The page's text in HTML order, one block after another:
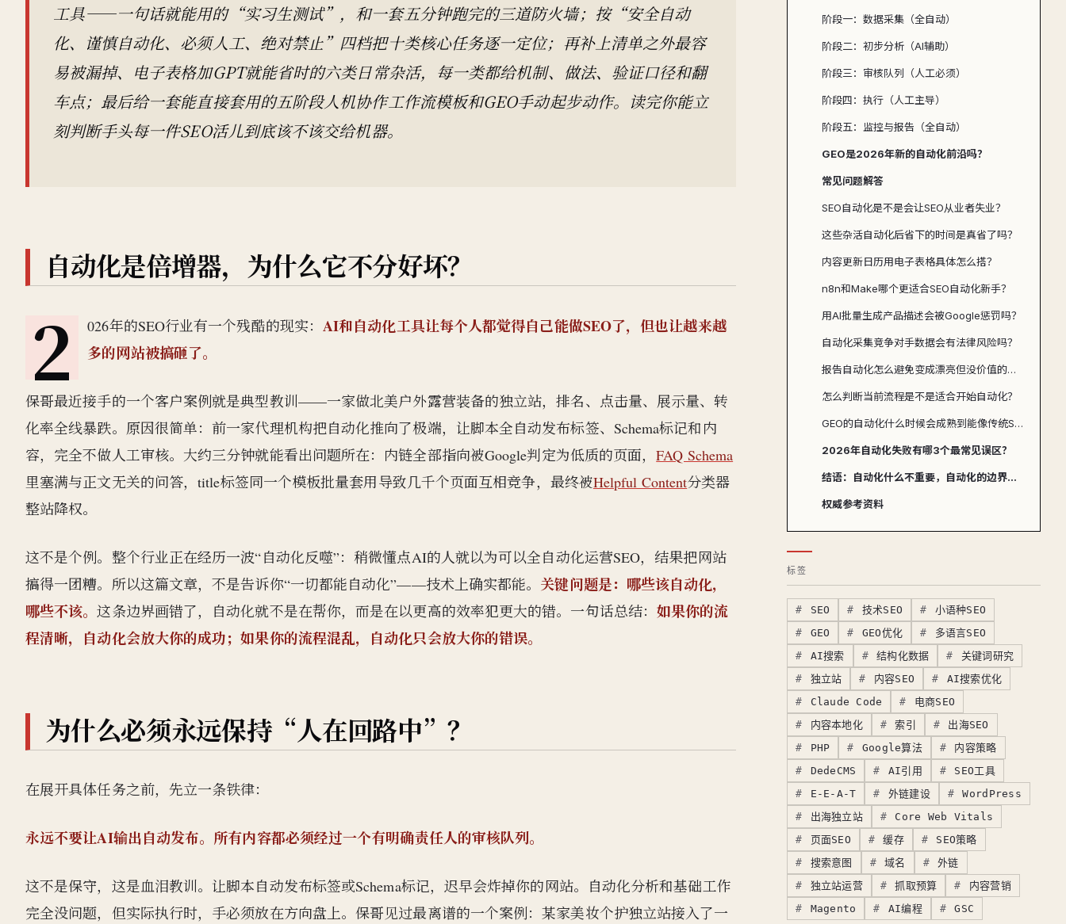
工具——一句话就能用的“实习生测试”，和一套五分钟跑完的三道防火墙；按“安全自动
化、谨慎自动化、必须人工、绝对禁止”四档把十类核心任务逐一定位；再补上清单之外最容
易被漏掉、电子表格加GPT就能省时的六类日常杂活，每一类都给机制、做法、验证口径和翻
车点；最后给一套能直接套用的五阶段人机协作工作流模板和GEO手动起步动作。读完你能立
刻判断手头每一件SEO活儿到底该不该交给机器。
自动化是倍增器，为什么它不分好坏？
2 026年的SEO行业有一个残酷的现实： AI和自动化工具让每个人都觉得自己能做SEO了，但也让越来越
多的网站被搞砸了。
保哥最近接手的一个客户案例就是典型教训——一家做北美户外露营装备的独立站，排名、点击量、展示量、转
化率全线暴跌。原因很简单：前一家代理机构把自动化推向了极端，让脚本全自动发布标签、Schema标记和内
容，完全不做人工审核。大约三分钟就能看出问题所在：内链全部指向被Google判定为低质的页面，FAQ Schema
里塞满与正文无关的问答，title标签同一个模板批量套用导致几千个页面互相竞争，最终被Helpful Content分类器
整站降权。
这不是个例。整个行业正在经历一波“自动化反噬”：稍微懂点AI的人就以为可以全自动化运营SEO，结果把网站
搞得一团糟。所以这篇文章，不是告诉你“一切都能自动化”——技术上确实都能。 关键问题是：哪些该自动化，
哪些不该。这条边界画错了，自动化就不是在帮你，而是在以更高的效率犯更大的错。一句话总结： 如果你的流
程清晰，自动化会放大你的成功；如果你的流程混乱，自动化只会放大你的错误。
为什么必须永远保持“人在回路中”？
在展开具体任务之前，先立一条铁律：
永远不要让AI输出自动发布。所有内容都必须经过一个有明确责任人的审核队列。
这不是保守，这是血泪教训。让脚本自动发布标签或Schema标记，迟早会炸掉你的网站。自动化分析和基础工作
完全没问题，但实际执行时，手必须放在方向盘上。保哥见过最离谱的一个案例：某家美妆个护独立站接入了一
阶段一：数据采集（全自动）
阶段二：初步分析（AI辅助）
阶段三：审核队列（人工必须）
阶段四：执行（人工主导）
阶段五：监控与报告（全自动）
GEO是2026年新的自动化前沿吗？
常见问题解答
SEO自动化是不是会让SEO从业者失业？
这些杂活自动化后省下的时间是真省了吗？
内容更新日历用电子表格具体怎么搭？
n8n和Make哪个更适合SEO自动化新手？
用AI批量生成产品描述会被Google惩罚吗？
自动化采集竞争对手数据会有法律风险吗？
报告自动化怎么避免变成漂亮但没价值的看板？
怎么判断当前流程是不是适合开始自动化？
GEO的自动化什么时候会成熟到能像传统SEO一样运营？
2026年自动化失败有哪3个最常见误区？
结语：自动化什么不重要，自动化的边界在哪里才重要
权威参考资料
标签
SEO 技术SEO
小语种SEO
GEO
GEO优化
多语言SEO
AI搜索
结构化数据
关键词研究
独立站
内容SEO
AI搜索优化
Claude Code
电商SEO
内容本地化
索引
出海SEO
PHP
Google算法
内容策略
DedeCMS
AI引用
SEO工具
E-E-A-T
外链建设
WordPress
出海独立站
Core Web Vitals
页面SEO
缓存
SEO策略
搜索意图
域名
外链
独立站运营
抓取预算
内容营销
Magento
AI编程 GSC